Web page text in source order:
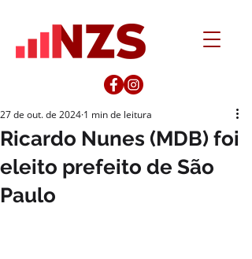
Ricardo Nunes (MDB) foi
eleito prefeito de São
Paulo
27 de out. de 2024 1 min de leitura